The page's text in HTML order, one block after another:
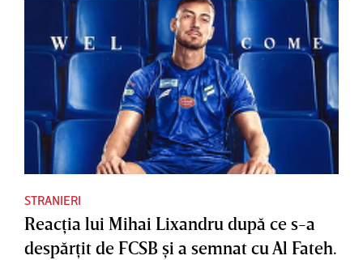
STRANIERI
Reacţia lui Mihai Lixandru după ce s-a
despărţit de FCSB şi a semnat cu Al Fateh.